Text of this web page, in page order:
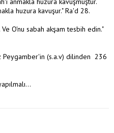
huzura kavuşur." Ra'd 28.
O'nu sabah akşam tesbih edin."
Peygamber'in (s.a.v) dilinden 236